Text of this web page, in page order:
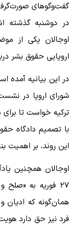
گفت‌وگوهای
در دوشنبه گذشته
اوجالان یکی از
اروپایی حقوق بشر
در این بیانیه
شورای اروپا در
ترکیه خواست تا
با تصمیم دادگاه
این روند، بر اهمیت
اوجالان همچنین
۲۷ فوریه به
همان‌گونه که ادیان
فرد نیز حق دارد هویت